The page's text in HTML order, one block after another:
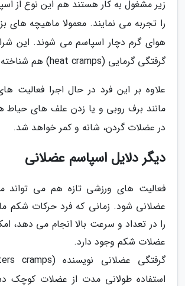
زیر مشغول به کار هستند هم این نوع از
را تجربه می نمایند. معمولا ماهیچه های
هوای گرم دچار اسپاسم می شوند. این
گرفتگی گرمایی (heat cramps) هم شناخته شده است.
علاوه بر این فرد در حال اجرا فعالیت
مانند برف روبی و یا زدن علف های حیاط
در عضلات گردن، شانه و کمر خواهد شد.
دیگر دلایل اسپاسم عضلانی
فعالیت های ورزشی تازه هم می تواند
عضلانی شود. زمانی که فرد حرکات شکم
را در تعداد و سرعت بالا انجام می دهد،
عضلات شکم وجود دارد.
استفاده طولانی مدت از عضلات کوچک